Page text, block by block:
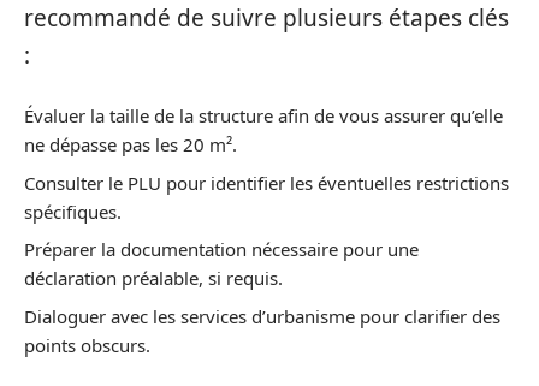
recommandé de suivre plusieurs étapes clés
:
Évaluer la taille de la structure afin de vous assurer qu’elle
ne dépasse pas les 20 m².
Consulter le PLU pour identifier les éventuelles restrictions
spécifiques.
Préparer la documentation nécessaire pour une
déclaration préalable, si requis.
Dialoguer avec les services d’urbanisme pour clarifier des
points obscurs.